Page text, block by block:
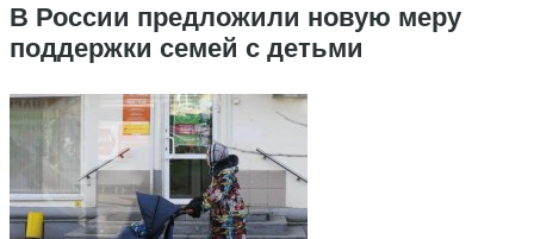
В России предложили новую меру
поддержки семей с детьми